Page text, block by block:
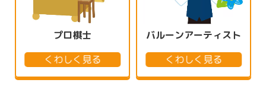
プロ棋士
くわしく見る
バルーンアーティスト
くわしく見る